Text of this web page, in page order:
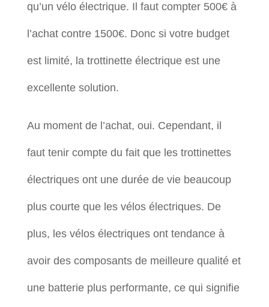
qu’un vélo électrique. Il faut compter 500€ à
l’achat contre 1500€. Donc si votre budget
est limité, la trottinette électrique est une
excellente solution.
Au moment de l’achat, oui. Cependant, il
faut tenir compte du fait que les trottinettes
électriques ont une durée de vie beaucoup
plus courte que les vélos électriques. De
plus, les vélos électriques ont tendance à
avoir des composants de meilleure qualité et
une batterie plus performante, ce qui signifie